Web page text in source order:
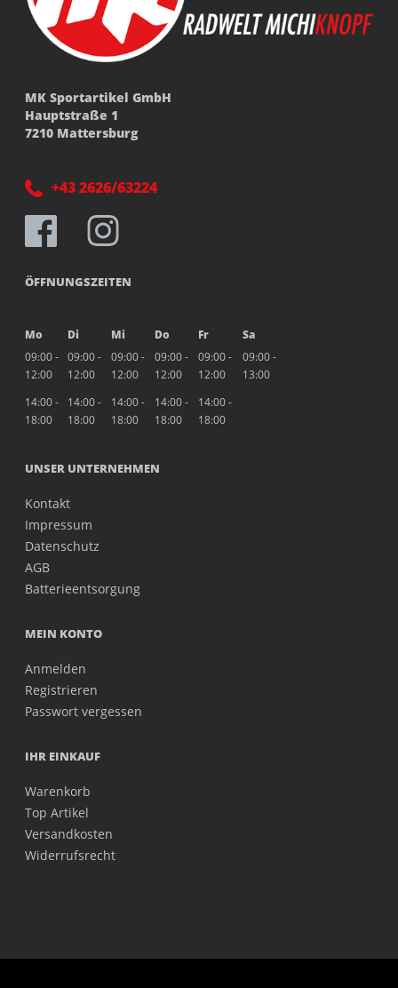
MK Sportartikel GmbH
Hauptstraße 1
7210 Mattersburg
+43 2626/63224
ÖFFNUNGSZEITEN
Mo Di Mi Do Fr
Sa
09:00 -
12:00
09:00 -
12:00
09:00 -
12:00
09:00 -
12:00
09:00 -
12:00
09:00 -
13:00
14:00 -
18:00
14:00 -
18:00
14:00 -
18:00
14:00 -
18:00
14:00 -
18:00
UNSER UNTERNEHMEN
Kontakt
Impressum
Datenschutz
AGB
Batterieentsorgung
MEIN KONTO
Anmelden
Registrieren
Passwort vergessen
IHR EINKAUF
Warenkorb
Top Artikel
Versandkosten
Widerrufsrecht